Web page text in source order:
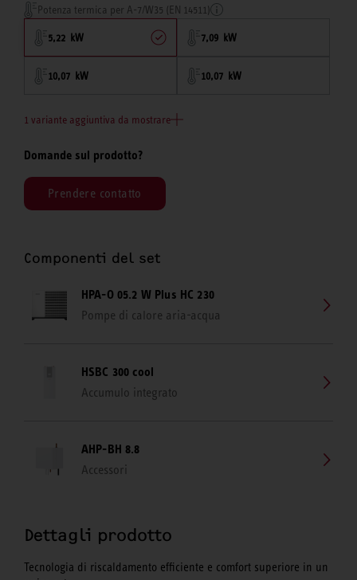
Potenza termica per A-7/W35 (EN 14511)
5,22 kW 7,09 kW
10,07 kW 10,07 kW
1 variante aggiuntiva da mostrare
Domande sul prodotto?
Prendere contatto
Componenti del set
HPA-O 05.2 W Plus HC 230
Pompe di calore aria-acqua
HSBC 300 cool
Accumulo integrato
AHP-BH 8.8
Accessori
Dettagli prodotto
Tecnologia di riscaldamento efficiente e comfort superiore in un